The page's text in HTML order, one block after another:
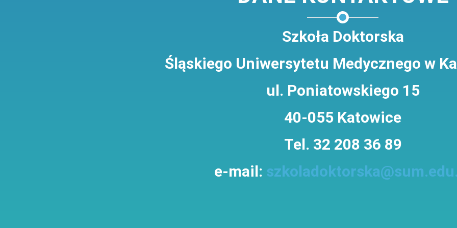
Szkoła Doktorska
Śląskiego Uniwersytetu Medycznego w
ul. Poniatowskiego 15
40-055 Katowice
Tel. 32 208 36 89
e-mail: